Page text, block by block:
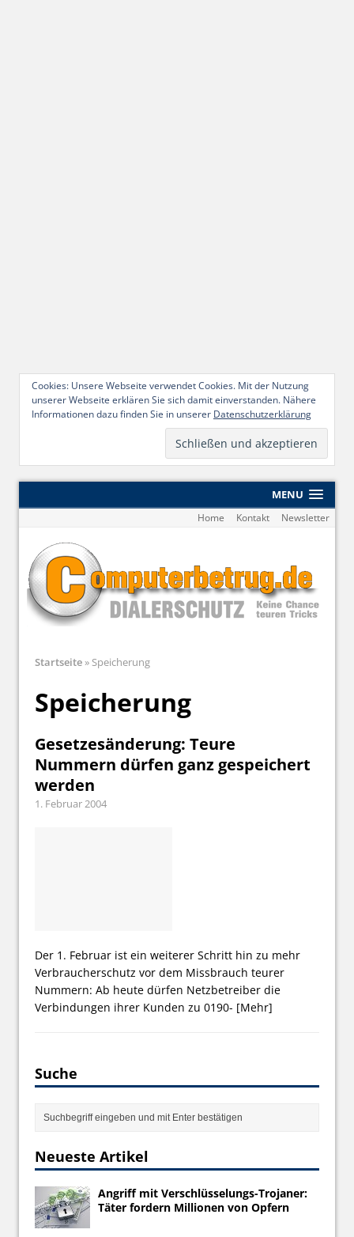
Cookies: Unsere Webseite verwendet Cookies. Mit der Nutzung
unserer Webseite erklären Sie sich damit einverstanden. Nähere
Informationen dazu finden Sie in unserer Datenschutzerklärung
MENU
Home Kontakt Newsletter
Startseite» Speicherung
Speicherung
Gesetzesänderung: Teure
Nummern dürfen ganz gespeichert
werden
1. Februar 2004
Der 1. Februar ist ein weiterer Schritt hin zu mehr
Verbraucherschutz vor dem Missbrauch teurer
Nummern: Ab heute dürfen Netzbetreiber die
Verbindungen ihrer Kunden zu 0190- [Mehr]
Suche
Neueste Artikel
Angriff mit Verschlüsselungs-Trojaner:
Täter fordern Millionen von Opfern